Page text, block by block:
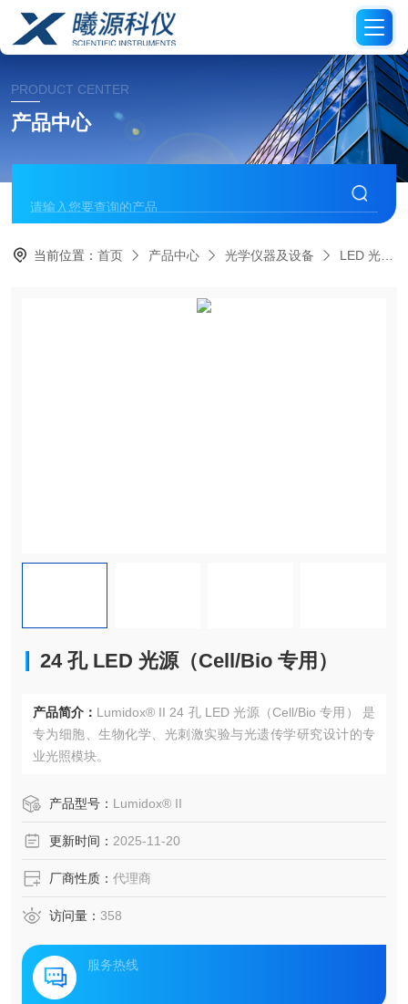
PRODUCT CENTER
产品中心
当前位置：首页 产品中心 光学仪器及设备 LED 光源
24 孔 LED 光源（Cell/Bio 专用）
产品简介： Lumidox® II 24 孔 LED 光源（Cell/Bio 专用） 是
专为细胞、生物化学、光刺激实验与光遗传学研究设计的专
业光照模块。
产品型号： Lumidox® II
更新时间： 2025-11-20
厂商性质： 代理商
访问量： 358
服务热线